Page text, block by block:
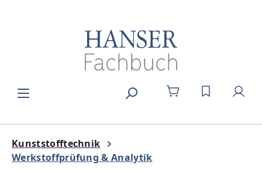
DU HAST 0
Kunststofftechnik
Werkstoffprüfung & Analytik